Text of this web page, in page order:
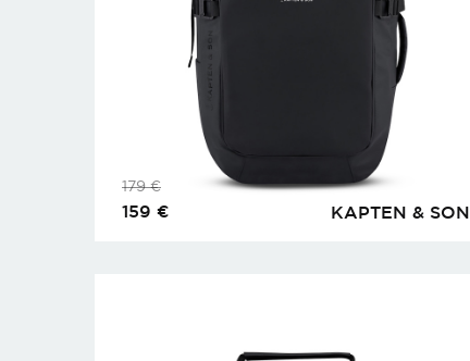
KAPTEN & SON
179€
159 €